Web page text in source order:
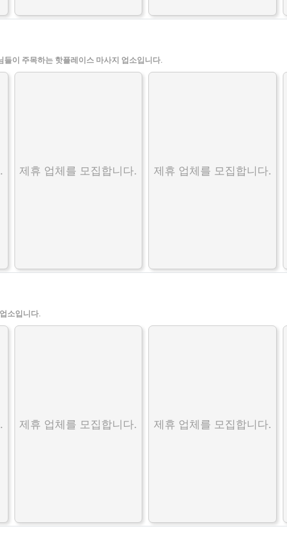
들이 주목하는 핫플레이스 마사지 업소입니다.
제휴 업체를 모집합니다. 제휴 업체를 모집합니다.
소입니다.
제휴 업체를 모집합니다. 제휴 업체를 모집합니다.